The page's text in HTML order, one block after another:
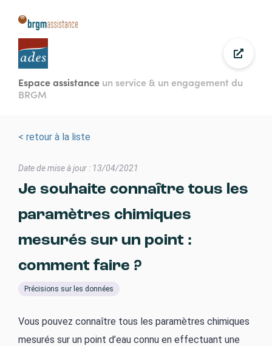
principal
Espace assistance un service & un engagement du
BRGM
< retour à la liste
Date de mise à jour : 13/04/2021
Je souhaite connaître tous les
paramètres chimiques
mesurés sur un point :
comment faire ?
Précisions sur les données
Vous pouvez connaître tous les paramètres chimiques
mesurés sur un point d’eau connu en effectuant une